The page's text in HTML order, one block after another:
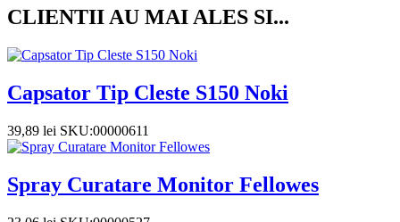
CLIENTII AU MAI ALES SI...
Capsator Tip Cleste S150 Noki
39,89 lei SKU:00000611
Spray Curatare Monitor Fellowes